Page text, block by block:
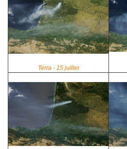
Terra - 15 juillet